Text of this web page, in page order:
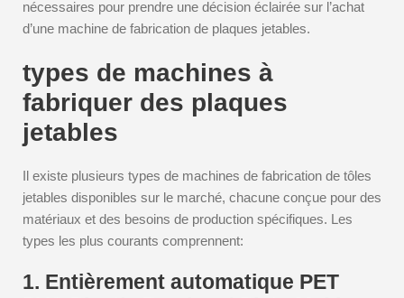
nécessaires pour prendre une décision éclairée sur l’achat
d’une machine de fabrication de plaques jetables.
types de machines à
fabriquer des plaques
jetables
Il existe plusieurs types de machines de fabrication de tôles
jetables disponibles sur le marché, chacune conçue pour des
matériaux et des besoins de production spécifiques. Les
types les plus courants comprennent:
1. Entièrement automatique PET